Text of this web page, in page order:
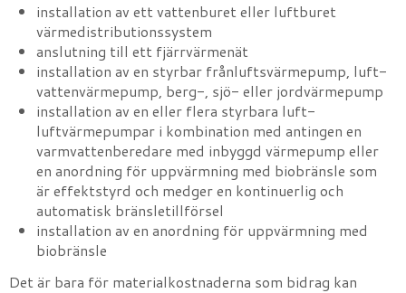
installation av ett vattenburet eller luftburet
värmedistributionssystem
anslutning till ett fjärrvärmenät
installation av en styrbar frånluftsvärmepump, luft-
vattenvärmepump, berg-, sjö- eller jordvärmepump
installation av en eller flera styrbara luft-
luftvärmepumpar i kombination med antingen en
varmvattenberedare med inbyggd värmepump eller
en anordning för uppvärmning med biobränsle som
är effektstyrd och medger en kontinuerlig och
automatisk bränsletillförsel
installation av en anordning för uppvärmning med
biobränsle
Det är bara för materialkostnaderna som bidrag kan